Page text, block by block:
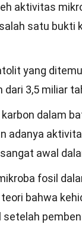
aktivitas
satu bukti
yang
dari 3,5 miliar
dalam
adanya
awal
fosil
bahwa
setelah